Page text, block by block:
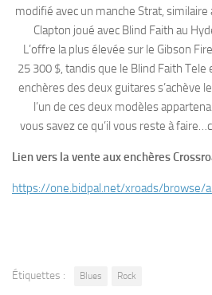
modifié avec un manche Strat,
Clapton joué avec Blind Faith au
L’offre la plus élevée sur le Gibson
25 300 $, tandis que le Blind Faith Tele
enchères des deux guitares s’achève
l’un de ces deux modèles
vous savez ce qu’il vous reste à
Lien vers la vente aux enchères
https://one.bidpal.net/xroads/browse/
Étiquettes : Blues Rock